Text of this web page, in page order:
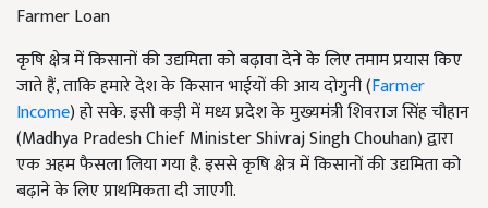
Farmer Loan
कृषि क्षेत्र में किसानों की उद्यमिता को बढ़ावा देने के लिए तमाम प्रयास किए
जाते हैं, ताकि हमारे देश के किसान भाईयों की आय दोगुनी (Farmer
Income) हो सके. इसी कड़ी में मध्य प्रदेश के मुख्यमंत्री शिवराज सिंह चौहान
(Madhya Pradesh Chief Minister Shivraj Singh Chouhan) द्वारा
एक अहम फैसला लिया गया है. इससे कृषि क्षेत्र में किसानों की उद्यमिता को
बढ़ाने के लिए प्राथमिकता दी जाएगी.